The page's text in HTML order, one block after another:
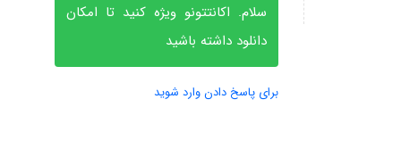
سلام. اکانتتونو ویژه کنید تا امکان
دانلود داشته باشید
برای پاسخ دادن وارد شوید